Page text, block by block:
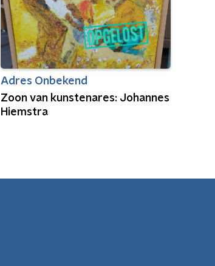
Adres Onbekend
Zoon van kunstenares: Johannes
Hiemstra